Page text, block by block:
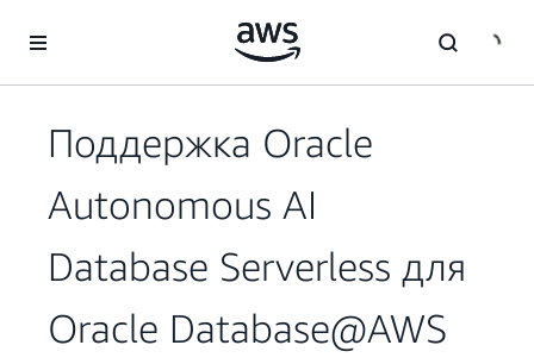
Перейти к главному контенту
Поддержка Oracle
Autonomous AI
Database Serverless для
Oracle Database@AWS